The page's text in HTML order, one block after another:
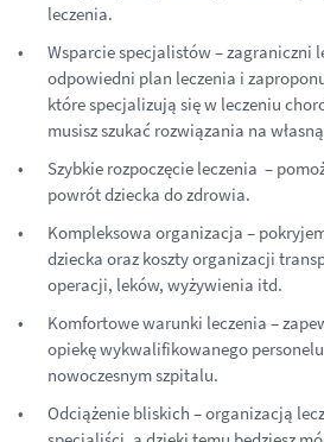
leczenia.
Wsparcie specjalistów – zagraniczni
odpowiedni plan leczenia i
które specjalizują się w leczeniu
musisz szukać rozwiązania na
Szybkie rozpoczęcie leczenia –
powrót dziecka do zdrowia.
Kompleksowa organizacja –
dziecka oraz koszty organizacji
operacji, leków, wyżywienia itd.
Komfortowe warunki leczenia –
opiekę wykwalifikowanego
nowoczesnym szpitalu.
Odciążenie bliskich – organizacją